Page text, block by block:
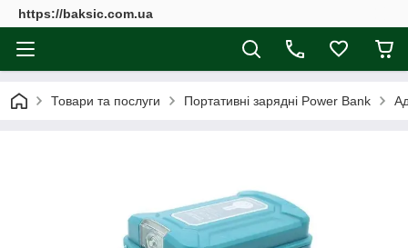
https://baksic.com.ua
Товари та послуги Портативні зарядні Power Bank